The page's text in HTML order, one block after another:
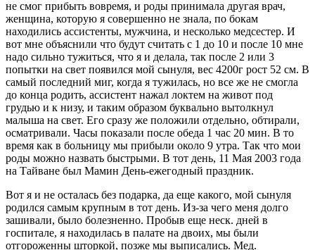
не смог прибыть вовремя, и роды принимала другая врач,
женщина, которую я совершенно не знала, по бокам
находились ассистенты, мужчина, и несколько медсестер. И
вот мне объяснили что будут считать с 1 до 10 и после 10 мне
надо сильно тужиться, что я и делала, так после 2 или 3
попытки на свет появился мой сынуля, вес 4200г рост 52 см. В
самый последний миг, когда я тужилась, но все же не смогла
до конца родить, ассистент нажал локтем на живот под
грудью и к низу, и таким образом буквально вытолкнул
малыша на свет. Его сразу же положили отдельно, обтирали,
осматривали. Часы показали после обеда 1 час 20 мин. В то
время как в больницу мы прибыли около 9 утра. Так что мои
роды можно назвать быстрыми. В тот день, 11 Мая 2003 года
на Тайване был Мамин День-ежегодный праздник.
Вот я и не осталась без подарка, да еще какого, мой сынуля
родился самым крупным в тот день. Из-за чего меня долго
зашивали, было болезненно. Пробыв еще неск. дней в
госпитале, я находилась в палате на двоих, мы были
отгороженны шторкой, позже мы выписались. Мед.